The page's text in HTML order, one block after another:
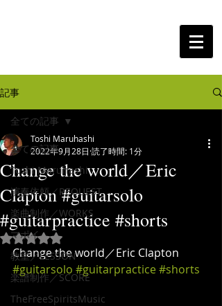
記事
全ての記事
Toshi Maruhashi
演奏依頼／REQUEST
楽曲制作／WORKS
マポイ
教室／LESSON
楽譜制作／SCORE
TheFreeSpiritsMusic
全ての記事
Change the world／Eric
Clapton #guitarsolo
#guitarpractice #shorts
Toshi Maruhashi
2022年9月28日 読了時間: 1分
5つ星のうちNaNと評価されています。
Change the world／Eric Clapton
#guitarsolo #guitarpractice#shorts